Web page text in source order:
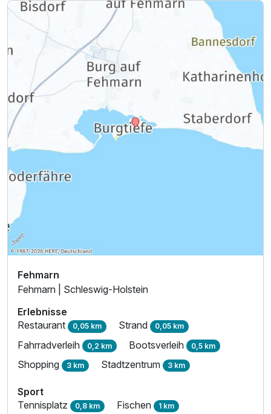
Fehmarn
Fehmarn | Schleswig-Holstein
Erlebnisse
Restaurant 0,05 km Strand 0,05 km
Fahrradverleih 0,2 km Bootsverleih 0,5 km
Shopping 3 km Stadtzentrum 3 km
Sport
Tennisplatz 0,8 km Fischen 1 km